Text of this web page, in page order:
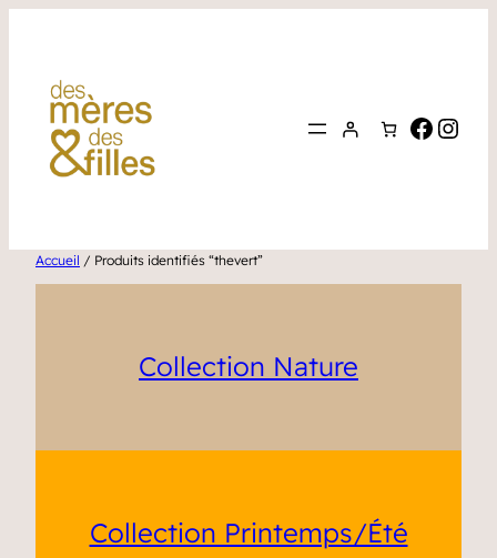
Accueil / Produits identifiés “thevert”
Collection Nature
Collection Printemps/Été